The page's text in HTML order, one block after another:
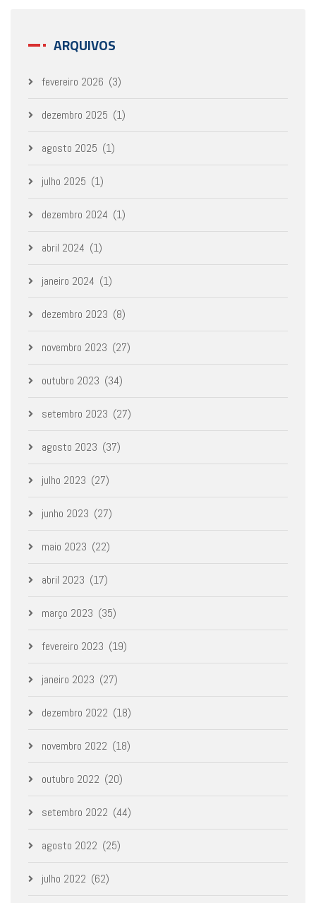
ARQUIVOS
fevereiro 2026 (3)
dezembro 2025 (1)
agosto 2025 (1)
julho 2025 (1)
dezembro 2024 (1)
abril 2024 (1)
janeiro 2024 (1)
dezembro 2023 (8)
novembro 2023 (27)
outubro 2023 (34)
setembro 2023 (27)
agosto 2023 (37)
julho 2023 (27)
junho 2023 (27)
maio 2023 (22)
abril 2023 (17)
março 2023 (35)
fevereiro 2023 (19)
janeiro 2023 (27)
dezembro 2022 (18)
novembro 2022 (18)
outubro 2022 (20)
setembro 2022 (44)
agosto 2022 (25)
julho 2022 (62)